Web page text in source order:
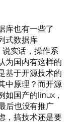
库也有一些了
式数据库
实话，操作系
为国内有这样的
基于开源技术的
中原理？而开源
如国产的linux，
后也没有推广
，搞技术还是要